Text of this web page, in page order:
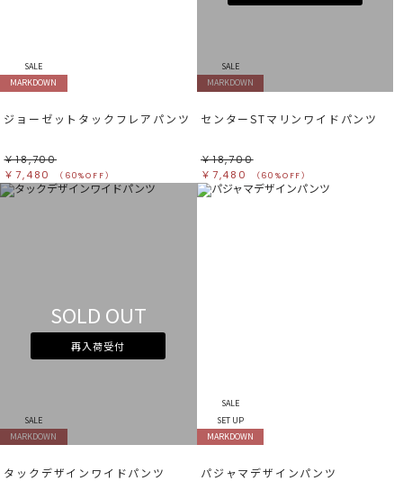
SALE
MARKDOWN
ジョーゼットタックフレアパンツ
￥18,700
￥7,480
（60%OFF）
SALE
MARKDOWN
センターSTマリンワイドパンツ
￥18,700
￥7,480
（60%OFF）
SOLD OUT
再入荷受付
SALE
MARKDOWN
タックデザインワイドパンツ
SALE
SET UP
MARKDOWN
パジャマデザインパンツ